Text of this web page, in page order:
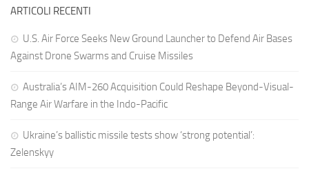
ARTICOLI RECENTI
U.S. Air Force Seeks New Ground Launcher to Defend Air Bases
Against Drone Swarms and Cruise Missiles
Australia’s AIM-260 Acquisition Could Reshape Beyond-Visual-
Range Air Warfare in the Indo-Pacific
Ukraine’s ballistic missile tests show ‘strong potential’:
Zelenskyy